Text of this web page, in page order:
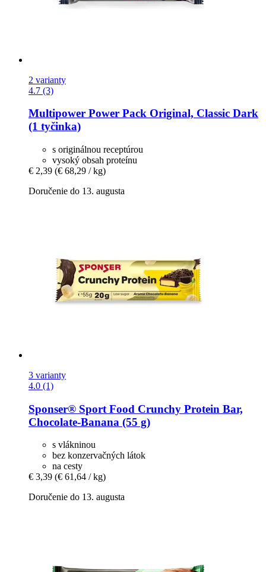
2 varianty
4.7 (3)
Multipower Power Pack Original, Classic Dark
(1 tyčinka)
s originálnou receptúrou
vysoký obsah proteínu
€ 2,39 (€ 68,29 / kg)
Doručenie do 13. augusta
3 varianty
4.0 (1)
Sponser® Sport Food Crunchy Protein Bar,
Chocolate-​Banana (55 g)
s vlákninou
bez konzervačných látok
na cesty
€ 3,39 (€ 61,64 / kg)
Doručenie do 13. augusta